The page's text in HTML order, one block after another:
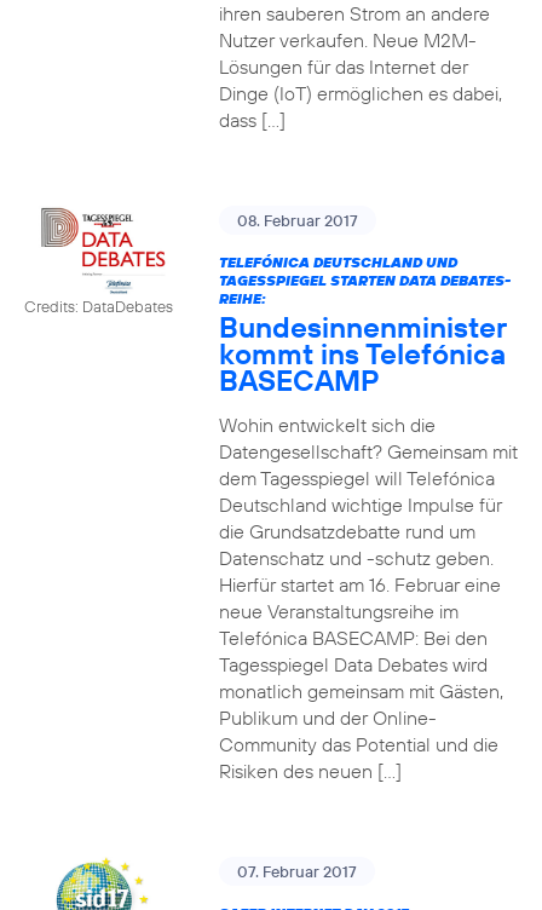
ihren sauberen Strom an andere
Nutzer verkaufen. Neue M2M-
Lösungen für das Internet der
Dinge (IoT) ermöglichen es dabei,
dass […]
Credits: DataDebates
08. Februar 2017
TELEFÓNICA DEUTSCHLAND UND
TAGESSPIEGEL STARTEN DATA DEBATES-
REIHE:
Bundesinnenminister
kommt ins Telefónica
BASECAMP
Wohin entwickelt sich die
Datengesellschaft? Gemeinsam mit
dem Tagesspiegel will Telefónica
Deutschland wichtige Impulse für
die Grundsatzdebatte rund um
Datenschatz und -schutz geben.
Hierfür startet am 16. Februar eine
neue Veranstaltungsreihe im
Telefónica BASECAMP: Bei den
Tagesspiegel Data Debates wird
monatlich gemeinsam mit Gästen,
Publikum und der Online-
Community das Potential und die
Risiken des neuen […]
07. Februar 2017